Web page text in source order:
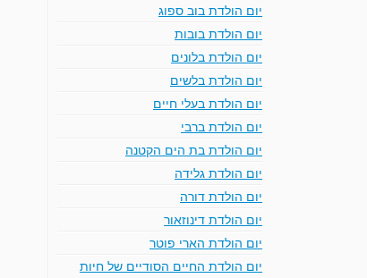
יום הולדת בוב ספוג
יום הולדת בובות
יום הולדת בלונים
יום הולדת בלשים
יום הולדת בעלי חיים
יום הולדת ברבי
יום הולדת בת הים הקטנה
יום הולדת גלידה
יום הולדת דורה
יום הולדת דינוזאור
יום הולדת הארי פוטר
יום הולדת החיים הסודיים של חיות